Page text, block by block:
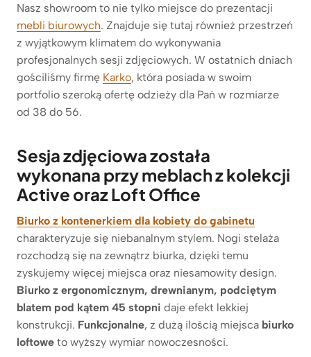
Nasz showroom to nie tylko miejsce do prezentacji
mebli biurowych. Znajduje się tutaj również przestrzeń
z wyjątkowym klimatem do wykonywania
profesjonalnych sesji zdjęciowych. W ostatnich dniach
gościliśmy firmę Karko, która posiada w swoim
portfolio szeroką ofertę odzieży dla Pań w rozmiarze
od 38 do 56.
Sesja zdjęciowa została
wykonana przy meblach z kolekcji
Active oraz Loft Office
Biurko z kontenerkiem dla kobiety do gabinetu
charakteryzuje się niebanalnym stylem. Nogi stelaża
rozchodzą się na zewnątrz biurka, dzięki temu
zyskujemy więcej miejsca oraz niesamowity design.
Biurko z ergonomicznym, drewnianym, podciętym
blatem pod kątem 45 stopni daje efekt lekkiej
konstrukcji. Funkcjonalne, z dużą ilością miejsca biurko
loftowe to wyższy wymiar nowoczesności.